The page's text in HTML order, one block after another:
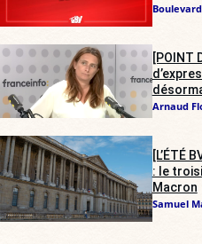
[POINT
Arnaud
[L’ÉTÉ
: le
Macron
Samuel